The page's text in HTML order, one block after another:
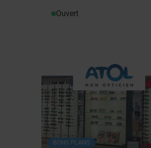
Ouvert
BONS PLANS